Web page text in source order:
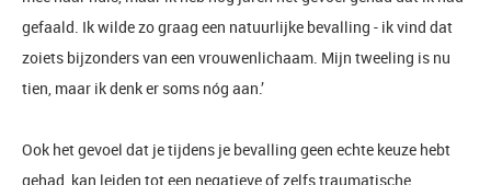
gefaald. Ik wilde zo graag een natuurlijke bevalling - ik vind dat
zoiets bijzonders van een vrouwenlichaam. Mijn tweeling is nu
tien, maar ik denk er soms nóg aan.’
Ook het gevoel dat je tijdens je bevalling geen echte keuze hebt
gehad, kan leiden tot een negatieve of zelfstraumatische